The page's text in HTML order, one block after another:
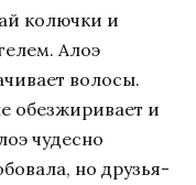
колючки и
Алоэ
волосы.
обезжиривает и
чудесно
но друзья-